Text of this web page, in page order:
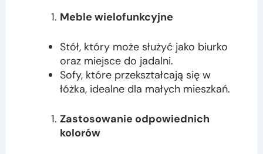
Meble wielofunkcyjne
Stół, który może służyć jako biurko
oraz miejsce do jadalni.
Sofy, które przekształcają się w
łóżka, idealne dla małych mieszkań.
Zastosowanie odpowiednich
kolorów